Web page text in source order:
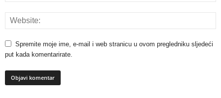
Spremite moje ime, e-mail i web stranicu u ovom pregledniku sljedeći
put kada komentarirate.